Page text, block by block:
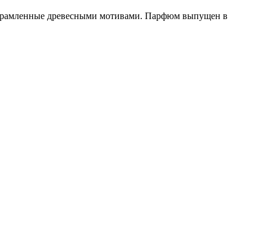
древесными мотивами. Парфюм выпущен в